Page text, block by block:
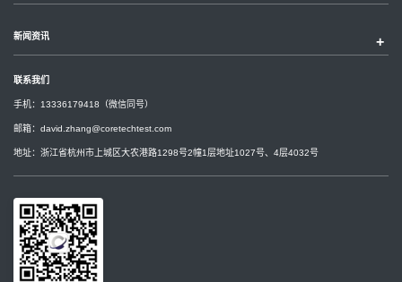
新闻资讯
联系我们
手机：13336179418（微信同号）
邮箱： david.zhang@coretechtest.com
地址：浙江省杭州市上城区大农港路1298号2幢1层地址1027号、4层4032号